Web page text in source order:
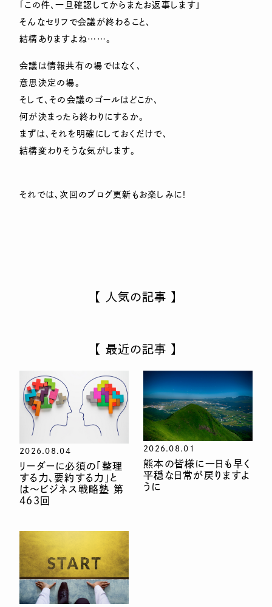
「この件、一旦確認してからまたお返事します」
そんなセリフで会議が終わること、
結構ありますよね……。
会議は情報共有の場ではなく、
意思決定の場。
そして、その会議のゴールはどこか、
何が決まったら終わりにするか。
まずは、それを明確にしておくだけで、
結構変わりそうな気がします。
それでは、次回のブログ更新もお楽しみに！
【 人気の記事 】
【 最近の記事 】
2026.08.04
リーダーに必須の「整理
する力、要約する力」と
は〜ビジネス戦略塾 第
463回
2026.08.01
熊本の皆様に一日も早く
平穏な日常が戻りますよ
うに